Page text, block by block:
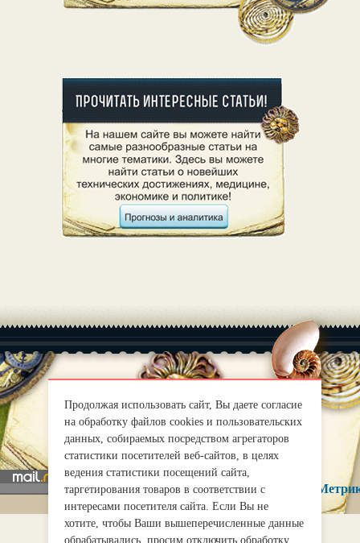
О нас |
Правила
mirprognoz@mail.ru
Продолжая использовать сайт, Вы даете согласие
на обработку файлов cookies и пользовательских
данных, собираемых посредством агрегаторов
статистики посетителей веб-сайтов, в целях
ведения статистики посещений сайта,
таргетирования товаров в соответствии с
интересами посетителя сайта. Если Вы не
хотите, чтобы Ваши вышеперечисленные данные
обрабатывались, просим отключить обработку